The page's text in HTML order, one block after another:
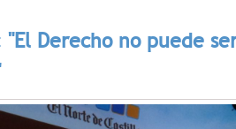
"El Derecho no puede